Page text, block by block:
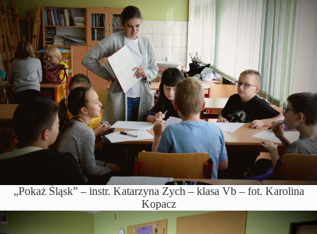
„Pokaż Śląsk” – instr. Katarzyna Zych – klasa Vb – fot. Karolina
Kopacz